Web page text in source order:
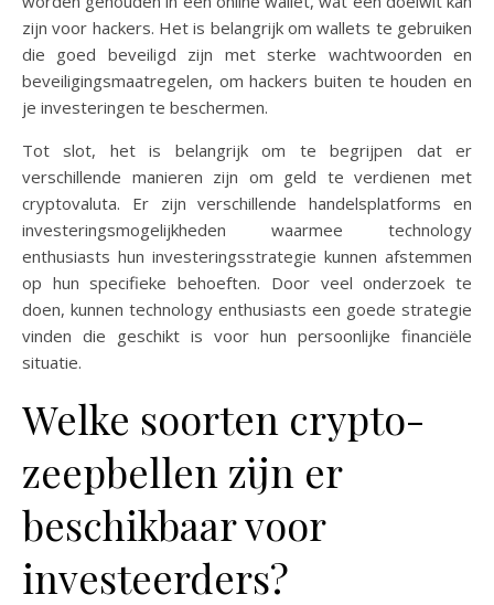
zijn voor hackers. Het is belangrijk om wallets te gebruiken
die goed beveiligd zijn met sterke wachtwoorden en
beveiligingsmaatregelen, om hackers buiten te houden en
je investeringen te beschermen.
Tot slot, het is belangrijk om te begrijpen dat er
verschillende manieren zijn om geld te verdienen met
cryptovaluta. Er zijn verschillende handelsplatforms en
investeringsmogelijkheden waarmee technology
enthusiasts hun investeringsstrategie kunnen afstemmen
op hun specifieke behoeften. Door veel onderzoek te
doen, kunnen technology enthusiasts een goede strategie
vinden die geschikt is voor hun persoonlijke financiële
situatie.
Welke soorten crypto-
zeepbellen zijn er
beschikbaar voor
investeerders?